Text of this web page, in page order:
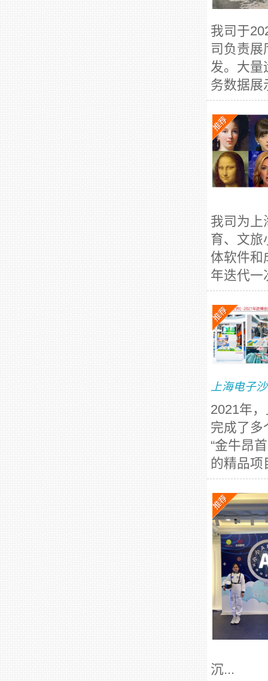
我司于
司负责展
发。大量
务数据展
我司为上
育、文旅
体软件和
年迭代一
上海电子
2021年
完成了多
“金牛昂
的精品项
沉...